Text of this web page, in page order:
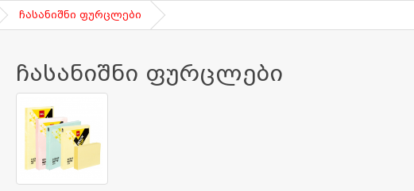
ჩასანიშნი ფურცლები
ჩასანიშნი ფურცლები